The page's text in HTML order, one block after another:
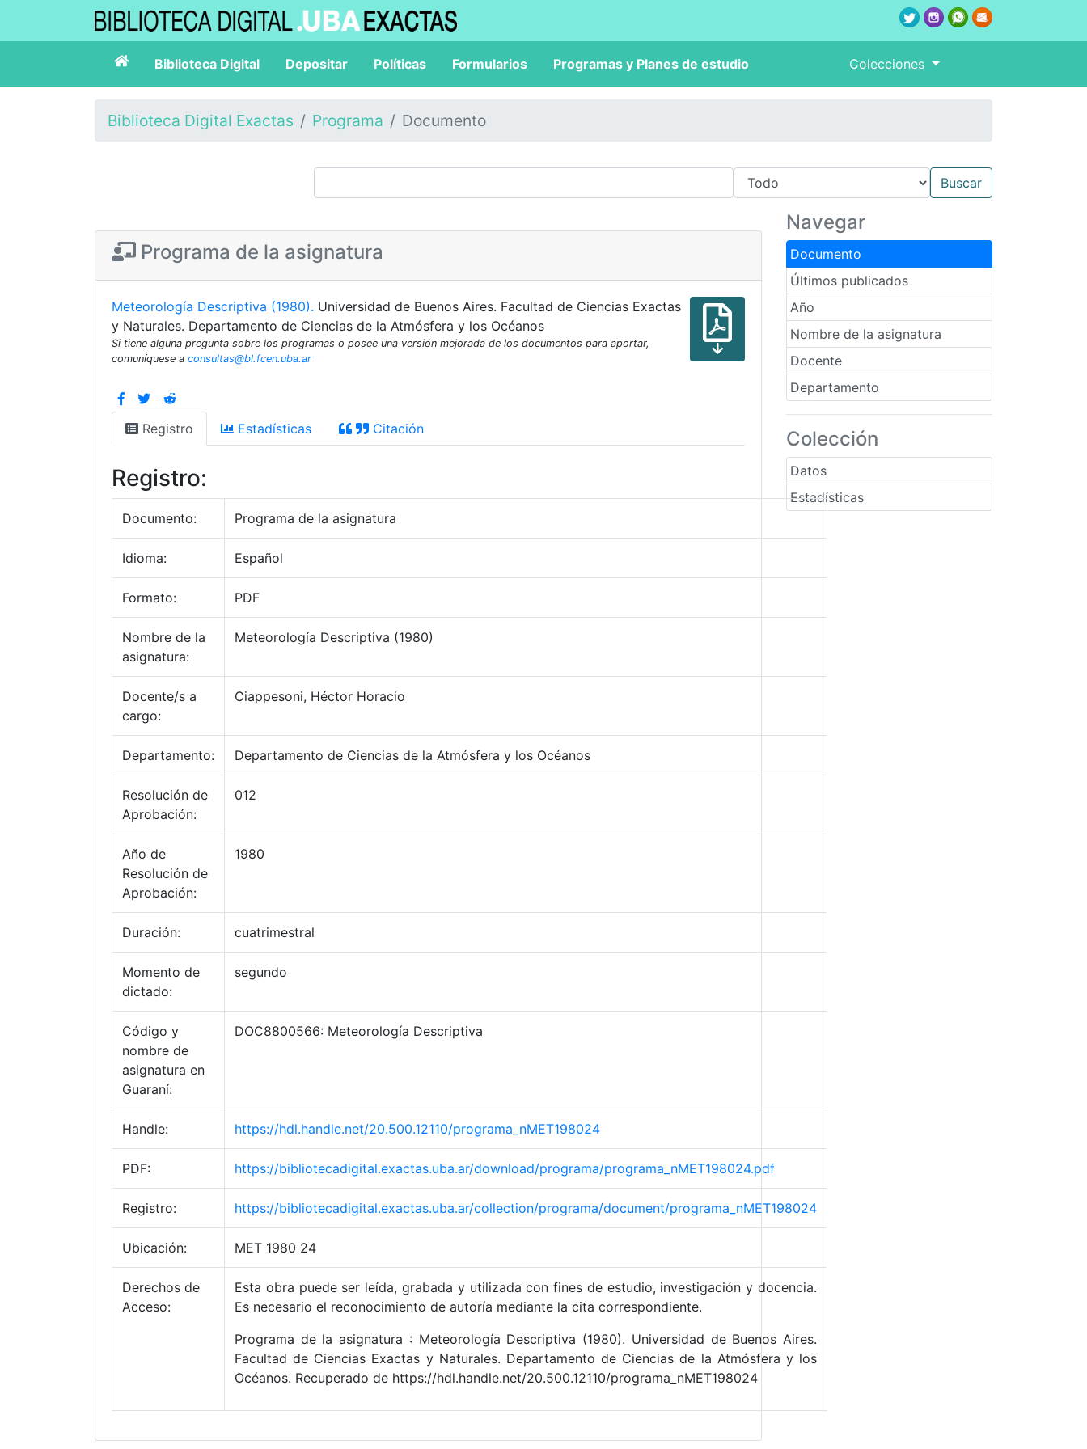
Biblioteca Digital Depositar Políticas Formularios Programas y Planes de estudio Colecciones
Biblioteca Digital Exactas Programa Documento
Navegar
Documento
Últimos publicados
Año
Nombre de la asignatura
Docente
Departamento
Colección
Datos
Estadísticas
Programa de la asignatura
Meteorología Descriptiva (1980). Universidad de Buenos Aires. Facultad de Ciencias Exactas
y Naturales. Departamento de Ciencias de la Atmósfera y los Océanos
Si tiene alguna pregunta sobre los programas o posee una versión mejorada de los documentos para aportar,
comuníquese a consultas@bl.fcen.uba.ar
Registro Estadísticas Citación
Registro:
Documento: Programa de la asignatura
Idioma: Español
Formato: PDF
Nombre de la
asignatura:
Meteorología Descriptiva (1980)
Docente/s a
cargo:
Ciappesoni, Héctor Horacio
Departamento: Departamento de Ciencias de la Atmósfera y los Océanos
Resolución de
Aprobación:
012
Año de
Resolución de
Aprobación:
1980
Duración: cuatrimestral
Momento de
dictado:
segundo
Código y
nombre de
asignatura en
Guaraní:
DOC8800566: Meteorología Descriptiva
Handle: https://hdl.handle.net/20.500.12110/programa_nMET198024
PDF: https://bibliotecadigital.exactas.uba.ar/download/programa/programa_nMET198024.pdf
Registro: https://bibliotecadigital.exactas.uba.ar/collection/programa/document/programa_nMET198024
Ubicación: MET 1980 24
Derechos de
Acceso:
Esta obra puede ser leída, grabada y utilizada con fines de estudio, investigación y docencia.
Es necesario el reconocimiento de autoría mediante la cita correspondiente.
Programa de la asignatura : Meteorología Descriptiva (1980). Universidad de Buenos Aires.
Facultad de Ciencias Exactas y Naturales. Departamento de Ciencias de la Atmósfera y los
Océanos. Recuperado de https://hdl.handle.net/20.500.12110/programa_nMET198024